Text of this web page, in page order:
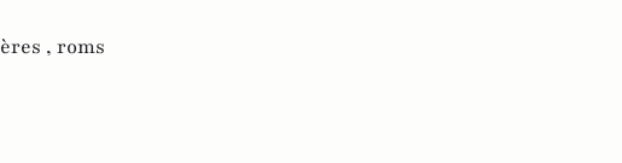
, roms